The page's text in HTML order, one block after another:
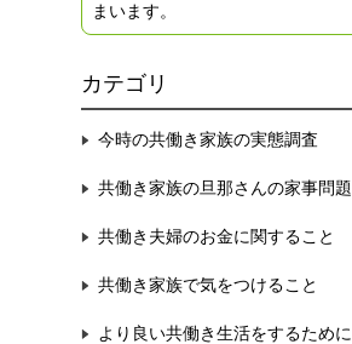
まいます。
カテゴリ
今時の共働き家族の実態調査
共働き家族の旦那さんの家事問題
共働き夫婦のお金に関すること
共働き家族で気をつけること
より良い共働き生活をするために